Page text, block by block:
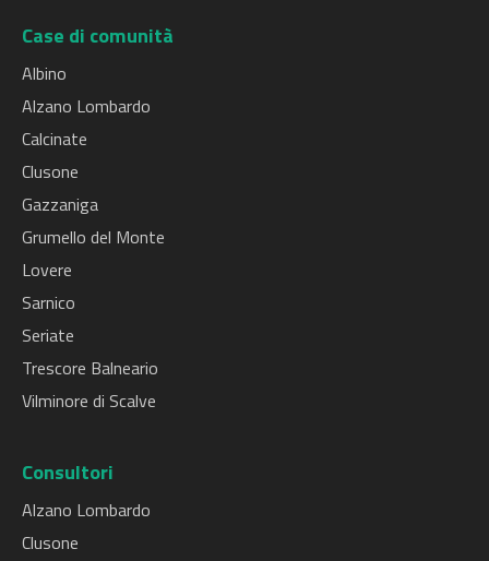
Case di comunità
Albino
Alzano Lombardo
Calcinate
Clusone
Gazzaniga
Grumello del Monte
Lovere
Sarnico
Seriate
Trescore Balneario
Vilminore di Scalve
Consultori
Alzano Lombardo
Clusone